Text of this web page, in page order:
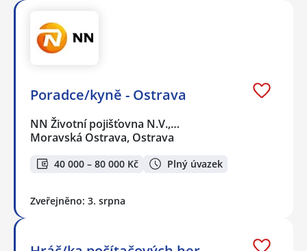
Poradce/kyně - Ostrava
NN Životní pojišťovna N.V.,…
Moravská Ostrava, Ostrava
40 000 – 80 000 Kč Plný úvazek
Zveřejněno: 3. srpna